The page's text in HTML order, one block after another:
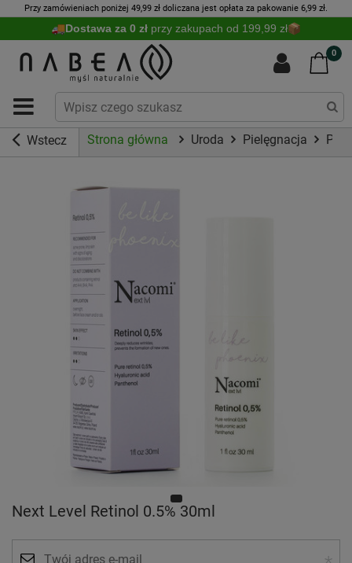
Przy zamówieniach poniżej 49,99 zł doliczana jest opłata za pakowanie 6,99 zł.
Dostawa za 0 zł przy zakupach od 199,99 zł
0
Wstecz Strona główna Uroda Pielęgnacja
Next Level Retinol 0.5% 30ml